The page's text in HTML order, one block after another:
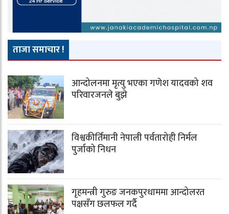
ताजा समाचार !
आन्दोलनमा मृत्यु भएका गणेश यादवको शव
परिवारजनले बुझे
विश्वकीर्तिमानी नेपाली पर्वतारोही निर्मल
पुर्जाको निधन
गृहमन्त्री गुरुङ जनकपुरधाममा आन्दोलरत
पक्षसँग छलफल गर्दै